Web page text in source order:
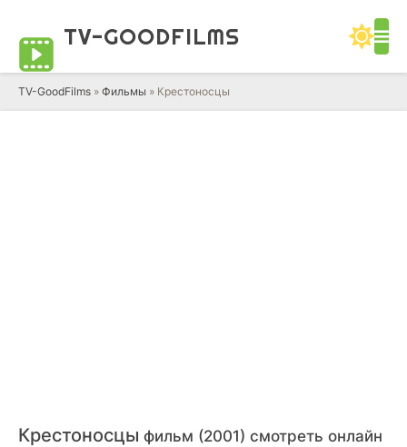
TV-GOODFILMS
TV-GoodFilms » Фильмы » Крестоносцы
Крестоносцы фильм (2001) смотреть онлайн